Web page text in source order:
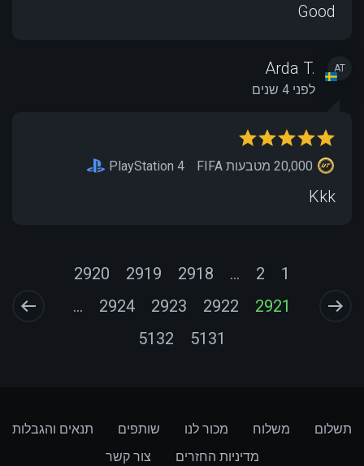
Good
AT
Arda T.
לפני 4 שנים
PlayStation 4
Kkk
1
2
...
2918
2919
2920
2921
2922
2923
2924
...
5131
5132
תשלום משלוח מכור לנו שותפים
תנאים והגבלות
מדיניות החזרים
צור קשר